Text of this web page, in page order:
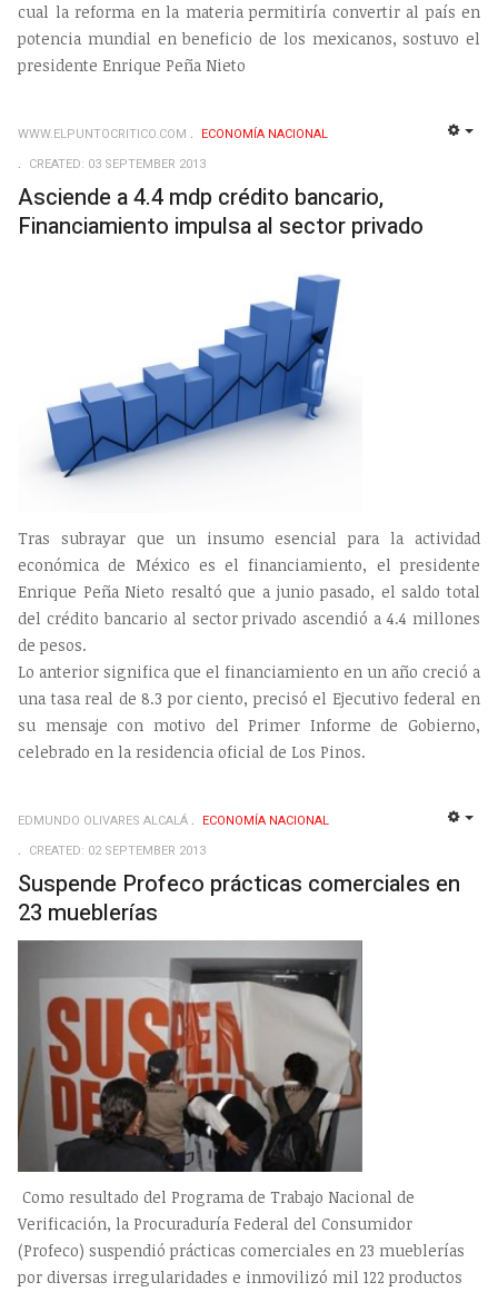
cual la reforma en la materia permitiría convertir al país en
potencia mundial en beneficio de los mexicanos, sostuvo el
presidente Enrique Peña Nieto
WWW.ELPUNTOCRITICO.COM
ECONOMÍ­A NACIONAL
CREATED: 03 SEPTEMBER 2013
Asciende a 4.4 mdp crédito bancario,
Financiamiento impulsa al sector privado
Tras subrayar que un insumo esencial para la actividad
económica de México es el financiamiento, el presidente
Enrique Peña Nieto resaltó que a junio pasado, el saldo total
del crédito bancario al sector privado ascendió a 4.4 millones
de pesos.
Lo anterior significa que el financiamiento en un año creció a
una tasa real de 8.3 por ciento, precisó el Ejecutivo federal en
su mensaje con motivo del Primer Informe de Gobierno,
celebrado en la residencia oficial de Los Pinos.
EDMUNDO OLIVARES ALCALÁ
ECONOMÍ­A NACIONAL
CREATED: 02 SEPTEMBER 2013
Suspende Profeco prácticas comerciales en
23 mueblerías
Como resultado del Programa de Trabajo Nacional de
Verificación, la Procuraduría Federal del Consumidor
(Profeco) suspendió prácticas comerciales en 23 mueblerías
por diversas irregularidades e inmovilizó mil 122 productos